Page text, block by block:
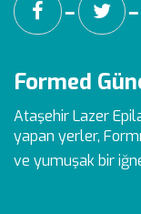
━ ━
Formed
Ataşehir Lazer
yapan yerler,
ve yumuşak bir